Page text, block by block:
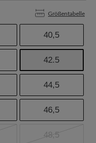
Größentabelle
40,5
42.5
44,5
46,5
48,5